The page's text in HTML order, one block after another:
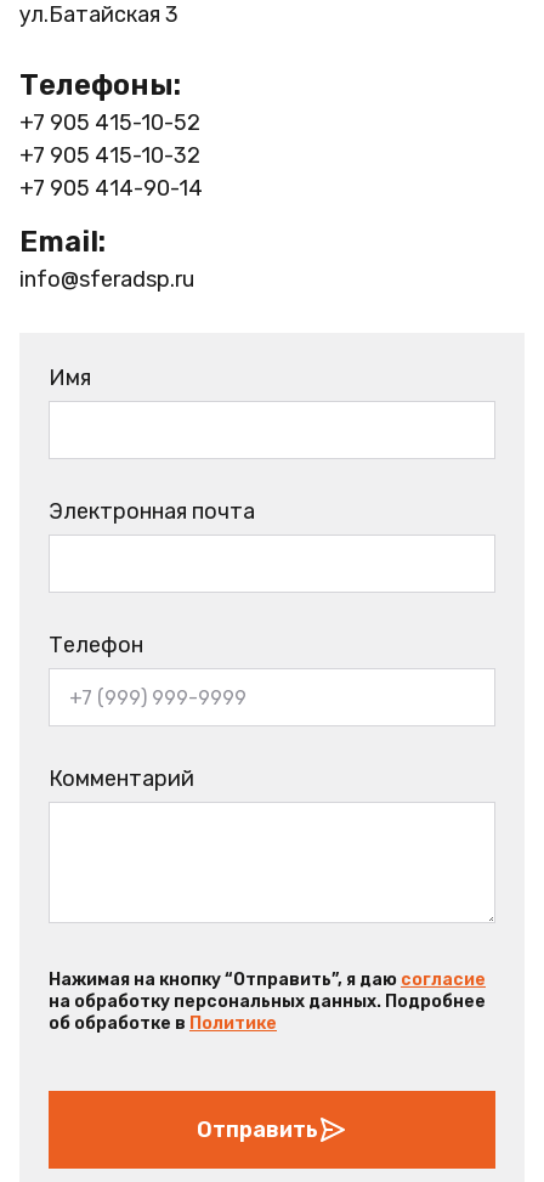
ул.Батайская 3
Телефоны:
+7 905 415-10-52
+7 905 415-10-32
+7 905 414-90-14
Email:
info@sferadsp.ru
Имя
Электронная почта
Телефон
Комментарий
Нажимая на кнопку “Отправить”, я даю согласие
на обработку персональных данных. Подробнее
об обработке в Политике
Отправить